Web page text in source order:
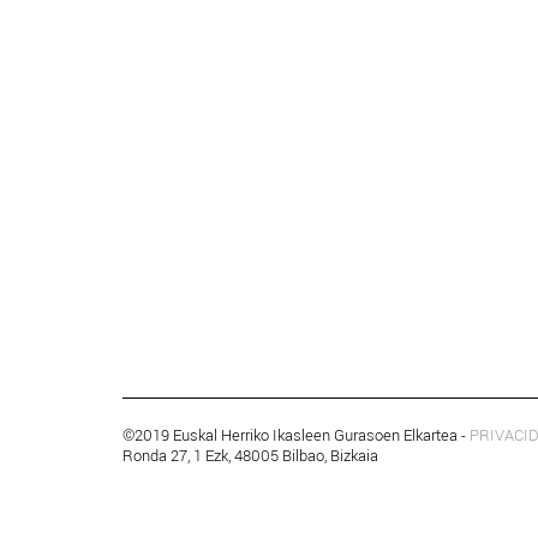
©2019 Euskal Herriko Ikasleen Gurasoen Elkartea -
Ronda 27, 1 Ezk, 48005 Bilbao, Bizkaia